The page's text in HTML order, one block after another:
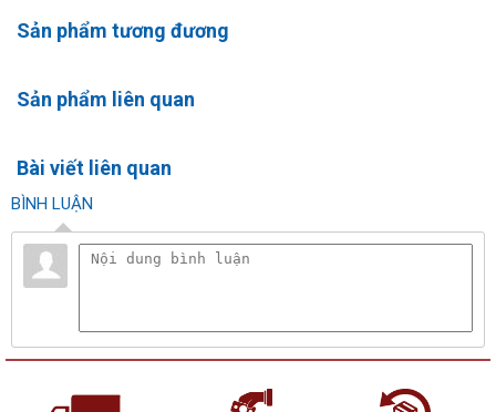
Sản phẩm tương đương
Sản phẩm liên quan
Bài viết liên quan
BÌNH LUẬN